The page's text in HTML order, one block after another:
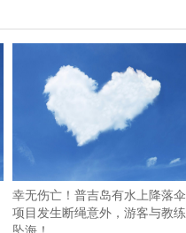
幸无伤亡！普吉岛有水上降落伞
项目发生断绳意外，游客与教练
坠海！